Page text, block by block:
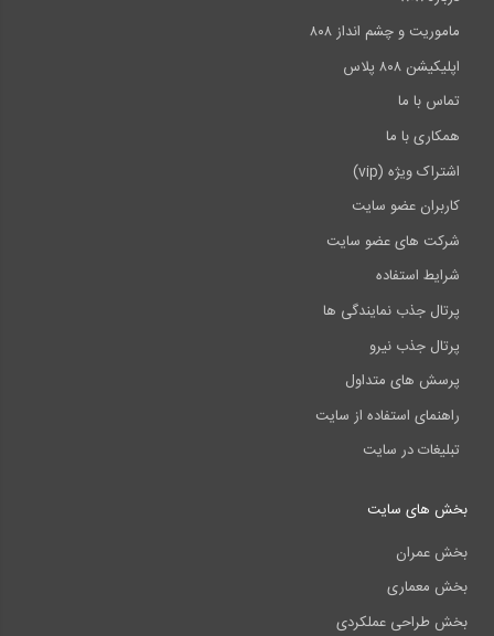
ماموریت و چشم انداز ۸۰۸
اپلیکیشن ۸۰۸ پلاس
تماس با ما
همکاری با ما
اشتراک ویژه (vip)
کاربران عضو سایت
شرکت های عضو سایت
شرایط استفاده
پرتال جذب نمایندگی ها
پرتال جذب نیرو
پرسش های متداول
راهنمای استفاده از سایت
تبلیغات در سایت
بخش های سایت
بخش عمران
بخش معماری
بخش طراحی عملکردی